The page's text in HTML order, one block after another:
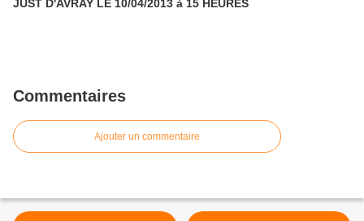
JUST D'AVRAY LE 10/04/2013 à 15 HEURES
Commentaires
Ajouter un commentaire